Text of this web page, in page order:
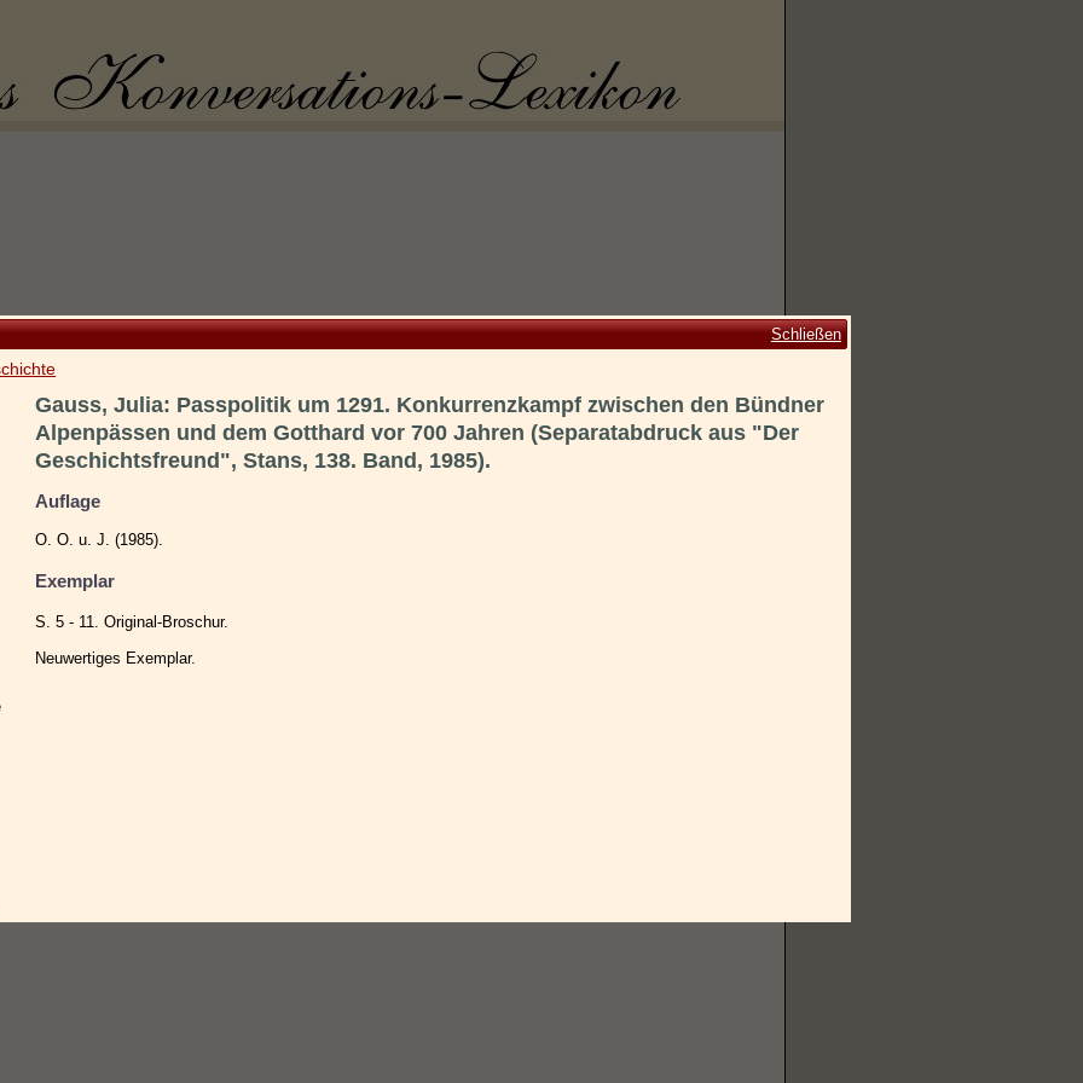
Schließen
Gauss, Julia: Passpolitik um 1291. Konkurrenzkampf zwischen den Bündner
Alpenpässen und dem Gotthard vor 700 Jahren (Separatabdruck aus "Der
Geschichtsfreund", Stans, 138. Band, 1985).
Auflage
O. O. u. J. (1985).
Exemplar
S. 5 - 11. Original-Broschur.
Neuwertiges Exemplar.